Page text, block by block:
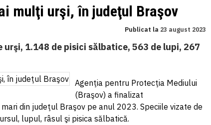
1 DKK
= 0.6668 RON
1 EGP = 0.0860 RON
1 KRW= 0.3047 RON
1 NOK
1 NZD = 2.6097 RON
= 1.1646 RON
1 RSD
= 0.0425 RON
1 RUB= 0.0530 RON
1 SEK= 0.4526 RON
mulţi urşi, în judeţul Braşov
Publicat la 23 august 2023
1.148 de pisici sălbatice, 563 de lupi, 267
Agenţia pentru Protecţia Mediului
(Braşov) a finalizat
din judeţul Braşov pe anul 2023. Speciile vizate de
lupul, râsul şi pisica sălbatică.